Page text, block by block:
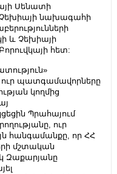
Սենատի
նախագահի
և Չեխիայի
հետ:
պատգամավորները
կողմից
Պրահայում
ուր
հանգամանքը, որ ՀՀ
մշտական
Զաքարյանը